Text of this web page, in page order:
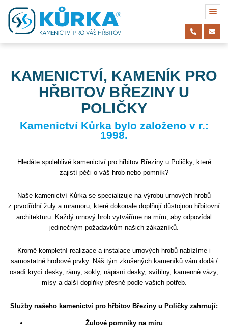
KAMENICTVÍ, KAMENÍK PRO
HŘBITOV BŘEZINY U
POLIČKY
Kamenictví Kůrka bylo založeno v r.:
1998.
Hledáte spolehlivé kamenictví pro hřbitov Březiny u Poličky, které
zajistí péči o váš hrob nebo pomník?
Naše kamenictví Kůrka se specializuje na výrobu urnových hrobů
z prvotřídní žuly a mramoru, které dokonale doplňují důstojnou hřbitovní
architekturu. Každý urnový hrob vytváříme na míru, aby odpovídal
jedinečným požadavkům našich zákazníků.
Kromě kompletní realizace a instalace urnových hrobů nabízíme i
samostatné hrobové prvky. Náš tým zkušených kameníků vám dodá /
osadí krycí desky, rámy, sokly, nápisní desky, svítilny, kamenné vázy,
mísy a další doplňky přesně podle vašich potřeb.
Služby našeho kamenictví pro hřbitov Březiny u Poličky zahrnují:
Žulové pomníky na míru